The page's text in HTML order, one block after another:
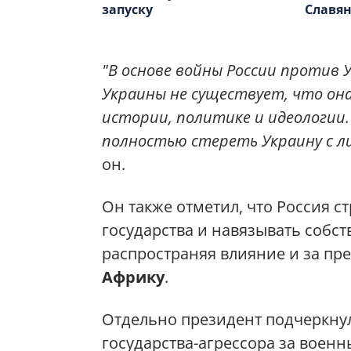
запуску
"В основе войны России
Украины не существует, что
истории, политике и
полностью стереть Украину с
он.
Он также отметил, что Россия
государства и навязывать
распространяя влияние и за
Африку.
Отдельно президент
государства-агрессора за